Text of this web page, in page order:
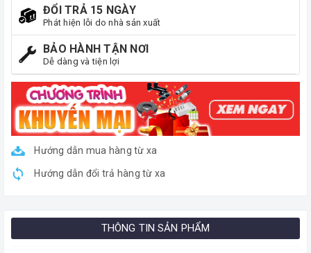
ĐỔI TRẢ 15 NGÀY
Phát hiện lỗi do nhà sản xuất
BẢO HÀNH TẬN NƠI
Dễ dàng và tiện lợi
Hướng dẫn mua hàng từ xa
Hướng dẫn đổi trả hàng từ xa
THÔNG TIN SẢN PHẨM